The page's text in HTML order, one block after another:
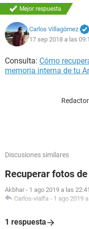
Mejor respuesta
Carlos Villagómez
17 sep 2018 a las
Consulta: Cómo
memoria interna de tu
Discusiones similares
Recuperar fotos
Akbhar - 1 ago 2019 a las 22:41
Carlos-vialfa - 1 ago 2019
1 respuesta